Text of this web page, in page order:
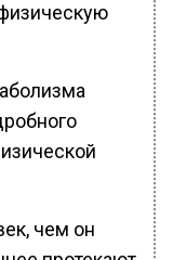
чем он